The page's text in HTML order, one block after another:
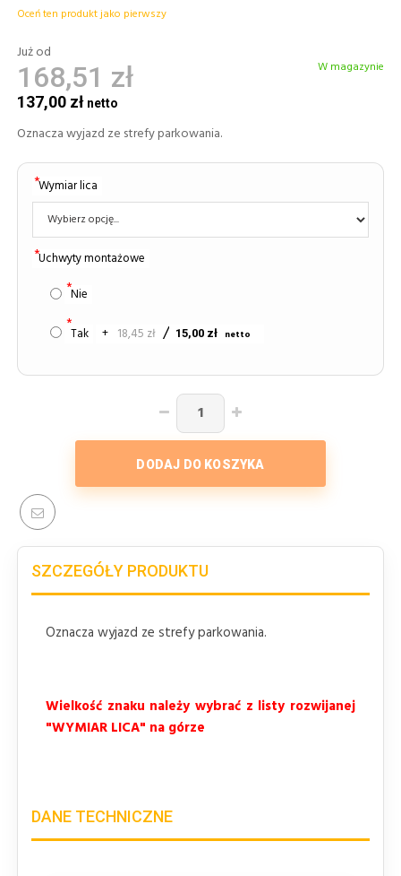
Oceń ten produkt jako pierwszy
Już od
168,51 zł
137,00 zł
W magazynie
Oznacza wyjazd ze strefy parkowania.
Wymiar lica
Uchwyty montażowe
Nie
Tak + 18,45 zł 15,00 zł
DODAJ DO KOSZYKA
SZCZEGÓŁY PRODUKTU
Oznacza wyjazd ze strefy parkowania.
Wielkość znaku należy wybrać z listy rozwijanej
"WYMIAR LICA" na górze
DANE TECHNICZNE